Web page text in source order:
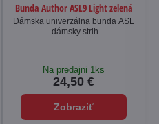
Bunda Author ASL9 Light zelená
Dámska univerzálna bunda ASL
- dámsky strih.
Na predajni 1ks
24,50 €
Zobraziť